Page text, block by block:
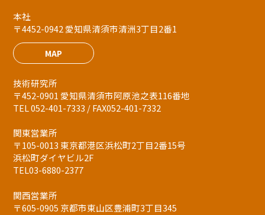
本社
〒4452-0942 愛知県清須市清洲3丁目2番1
MAP
技術研究所
〒452-0901 愛知県清須市阿原池之表116番地
TEL 052-401-7333 / FAX052-401-7332
関東営業所
〒105-0013 東京都港区浜松町2丁目2番15号
浜松町ダイヤビル2F
TEL03-6880-2377
関西営業所
〒605-0905 京都市東山区豊浦町3丁目345